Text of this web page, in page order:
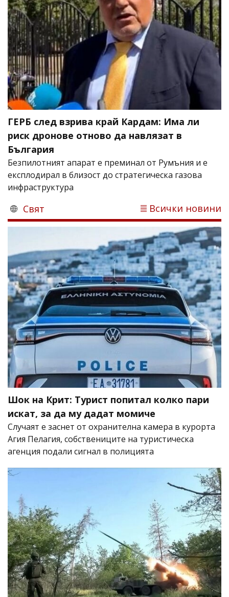
ГЕРБ след взрива край Кардам: Има ли
риск дронове отново да навлязат в
България
Безпилотният апарат е преминал от Румъния и е
експлодирал в близост до стратегическа газова
инфраструктура
Свят Всички новини
Шок на Крит: Турист попитал колко пари
искат, за да му дадат момиче
Случаят е заснет от охранителна камера в курорта
Агия Пелагия, собствениците на туристическа
агенция подали сигнал в полицията